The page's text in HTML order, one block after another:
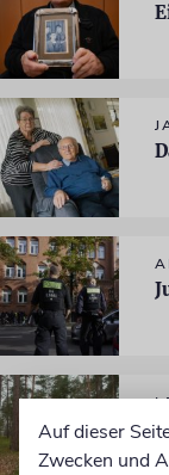
Auf dieser
Zwecken und